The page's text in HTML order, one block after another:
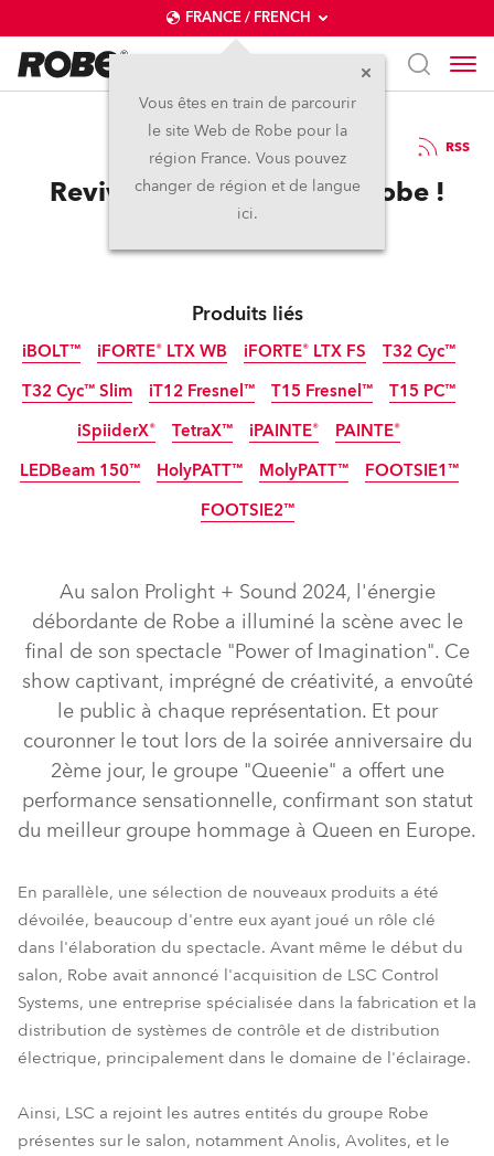
FRANCE / FRENCH
Vous êtes en train de parcourir
le site Web de Robe pour la
région France. Vous pouvez
changer de région et de langue
ici.
28 / 03 / 2024 RSS
Revivez le Prolight avec Robe !
Produits liés
iBOLT™
iBOLT™
IP65
iFORTE® LTX WB
iFORTE® LTX WB
IP65
iFORTE® LTX FS
iFORTE® LTX FS
IP65
T32 Cyc™
T32 Cyc™
T32 Cyc™ Slim
T32 Cyc™ Slim
iT12 Fresnel™
iT12 Fresnel™
IP65 Nouveau
T15 Fresnel™
T15 Fresnel™
T15 PC™
T15 PC™
iSpiiderX®
iSpiiderX®
IP65
TetraX™
TetraX™
iPAINTE®
iPAINTE®
IP65
PAINTE®
PAINTE®
LEDBeam 150™ HolyPATT™ MolyPATT™ FOOTSIE1™
FOOTSIE2™
FOOTSIE2™
Au salon Prolight + Sound 2024, l'énergie
débordante de Robe a illuminé la scène avec le
final de son spectacle "Power of Imagination". Ce
show captivant, imprégné de créativité, a envoûté
le public à chaque représentation. Et pour
couronner le tout lors de la soirée anniversaire du
2ème jour, le groupe "Queenie" a offert une
performance sensationnelle, confirmant son statut
du meilleur groupe hommage à Queen en Europe.
En parallèle, une sélection de nouveaux produits a été
dévoilée, beaucoup d'entre eux ayant joué un rôle clé
dans l'élaboration du spectacle. Avant même le début du
salon, Robe avait annoncé l'acquisition de LSC Control
Systems, une entreprise spécialisée dans la fabrication et la
distribution de systèmes de contrôle et de distribution
électrique, principalement dans le domaine de l'éclairage.
Ainsi, LSC a rejoint les autres entités du groupe Robe
présentes sur le salon, notamment Anolis, Avolites, et le